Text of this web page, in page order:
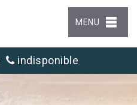
MENU
indisponible